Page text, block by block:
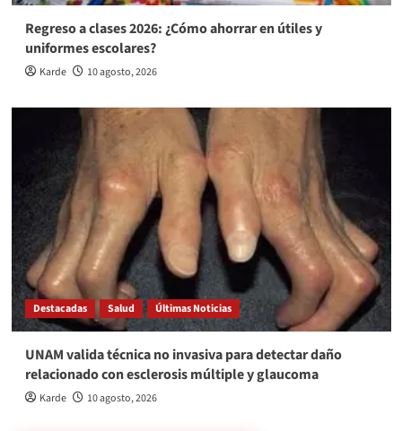
Regreso a clases 2026: ¿Cómo ahorrar en útiles y
uniformes escolares?
Karde 10 agosto, 2026
Destacadas Salud Últimas Noticias
UNAM valida técnica no invasiva para detectar daño
relacionado con esclerosis múltiple y glaucoma
Karde 10 agosto, 2026